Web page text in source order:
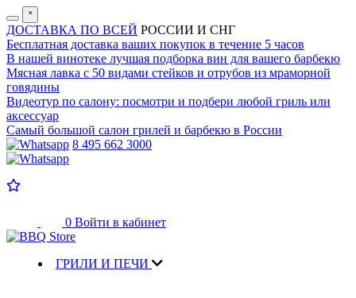
˟
ДОСТАВКА ПО ВСЕЙ РОССИИ И СНГ
Бесплатная доставка ваших покупок в течение 5 часов
В нашей винотеке лучшая подборка вин для вашего барбекю
Мясная лавка с 50 видами стейков и отрубов из мраморной
говядины
Видеотур по салону: посмотри и подбери любой гриль или
аксессуар
Самый большой салон грилей и барбекю в России
8 495 662 3000
0 Войти в кабинет
ГРИЛИ И ПЕЧИ